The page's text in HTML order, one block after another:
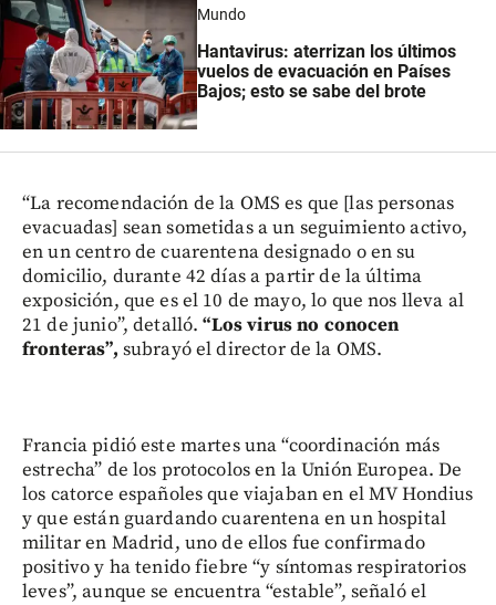
Mundo
Hantavirus: aterrizan los últimos
vuelos de evacuación en Países
Bajos; esto se sabe del brote
“La recomendación de la OMS es que [las personas
evacuadas] sean sometidas a un seguimiento activo,
en un centro de cuarentena designado o en su
domicilio, durante 42 días a partir de la última
exposición, que es el 10 de mayo, lo que nos lleva al
21 de junio”, detalló. “Los virus no conocen
fronteras”, subrayó el director de la OMS.
Francia pidió este martes una “coordinación más
estrecha” de los protocolos en la Unión Europea. De
los catorce españoles que viajaban en el MV Hondius
y que están guardando cuarentena en un hospital
militar en Madrid, uno de ellos fue confirmado
positivo y ha tenido fiebre “y síntomas respiratorios
leves”, aunque se encuentra “estable”, señaló el